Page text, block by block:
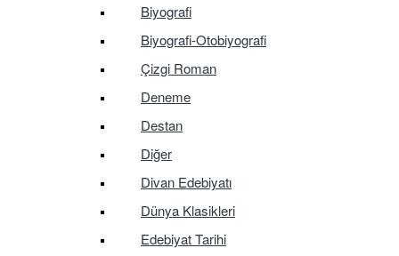
Biyografi
Biyografi-Otobiyografi
Çizgi Roman
Deneme
Destan
Diğer
Divan Edebiyatı
Dünya Klasikleri
Edebiyat Tarihi